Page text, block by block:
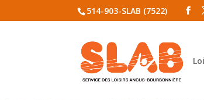
514-903-SLAB (7522)